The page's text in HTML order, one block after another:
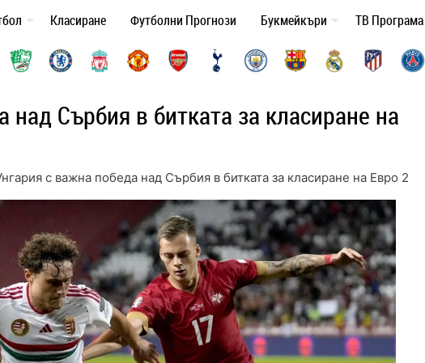
Класиране Футболни Прогнози Букмейкъри ТВ Програма
над Сърбия в битката за класиране на
с важна победа над Сърбия в битката за класиране на Евро 2024